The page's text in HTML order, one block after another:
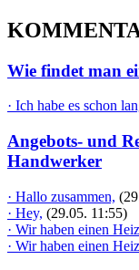
Wie findet man
· Ich habe es schon
Angebots- und
Handwerker
· Hallo zusammen,
· Hey, (29.05. 11:55)
· Wir haben einen
· Wir haben einen